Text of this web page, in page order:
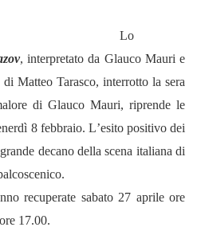
Lo
, interpretato da Glauco Mauri e
Matteo Tarasco, interrotto la sera
di Glauco Mauri, riprende le
8 febbraio. L’esito positivo dei
decano della scena italiana di
recuperate sabato 27 aprile ore
17.00.